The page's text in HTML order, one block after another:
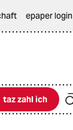
epaper login
ich
taz zahl ich